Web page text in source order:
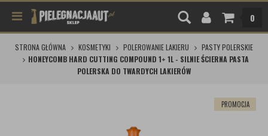
0
STRONA GŁÓWNA KOSMETYKI POLEROWANIE LAKIERU
PASTY POLERSKIE
HONEYCOMB HARD CUTTING COMPOUND 1+ 1L - SILNIE ŚCIERNA PASTA
POLERSKA DO TWARDYCH LAKIERÓW
PROMOCJA